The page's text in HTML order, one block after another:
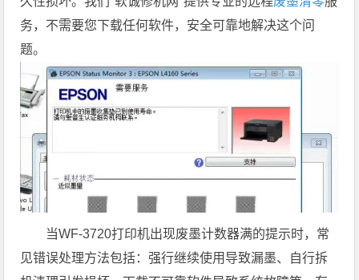
务，不需要您下载任何软件，安全可靠地解决这个问
题。
当WF-3720打印机出现废墨计数器满的提示时，常
见错误处理方法包括：强行继续使用导致漏墨、自行拆